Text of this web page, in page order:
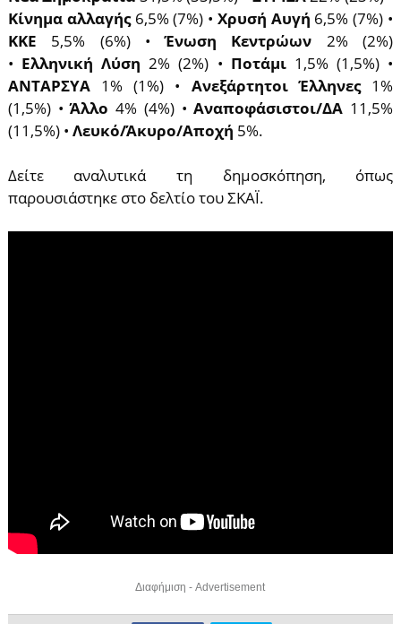
Κίνημα αλλαγής6,5% (7%) • Χρυσή Αυγή 6,5% (7%) •
ΚΚΕ 5,5% (6%) • Ένωση Κεντρώων 2% (2%)
• Ελληνική Λύση 2% (2%) • Ποτάμι 1,5% (1,5%) •
ΑΝΤΑΡΣΥΑ1% (1%) • Ανεξάρτητοι Έλληνες 1%
(1,5%) •Άλλο4% (4%) • Αναποφάσιστοι/ΔΑ 11,5%
(11,5%) • Λευκό/Άκυρο/Αποχή 5%.
Δείτε αναλυτικά τη δημοσκόπηση, όπως
παρουσιάστηκε στο δελτίο του ΣΚΑΪ.
Διαφήμιση - Advertisement